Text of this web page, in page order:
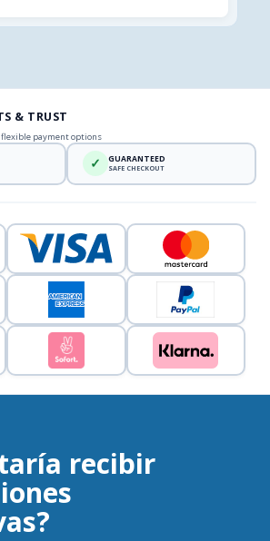
& TRUST
flexible payment options
✓ GUARANTEED
SAFE CHECKOUT
recibir